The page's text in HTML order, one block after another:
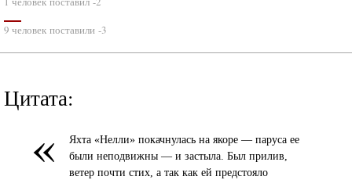
9 человек поставили -3
Цитата:
«
Яхта «Нелли» покачнулась на якоре — паруса ее
были неподвижны — и застыла. Был прилив,
ветер почти стих, а так как ей предстояло